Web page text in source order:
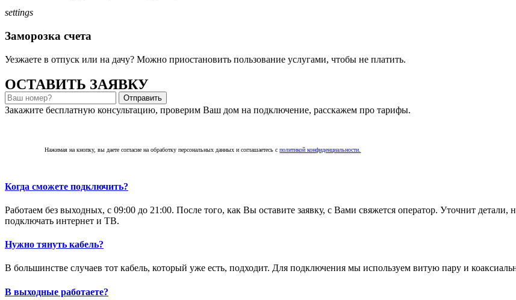
settings
Заморозка счета
Уезжаете в отпуск или на дачу? Можно приостановить пользование услугами, чтобы не платить.
ОСТАВИТЬ ЗАЯВКУ
Закажите бесплатную консультацию, проверим Ваш дом на подключение, расскажем про тарифы.
Отправить
Нажимая на кнопку, вы даете согласие на обработку персональных данных и соглашаетесь cполитикой конфиденциальности.
Когда сможете подключить?
Работаем без выходных, с 09:00 до 21:00. После того, как Вы оставите заявку, с Вами свяжется оператор. Уточнит
подключать интернет и ТВ.
Нужно тянуть кабель?
В большинстве случаев тот кабель, который уже есть, подходит. Для подключения мы используем витую пару и
В выходные работаете?